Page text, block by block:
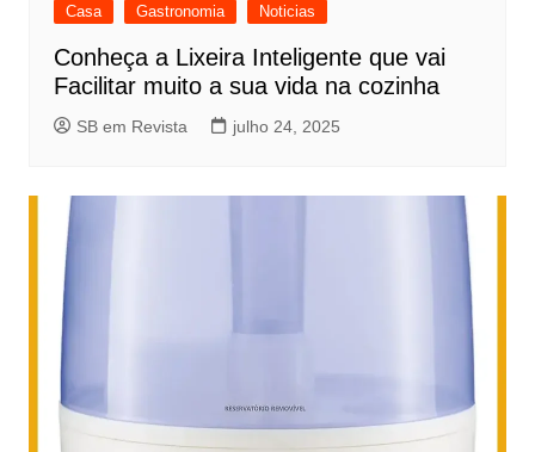
Casa Gastronomia Noticias
Conheça a Lixeira Inteligente que vai
Facilitar muito a sua vida na cozinha
SB em Revista julho 24, 2025